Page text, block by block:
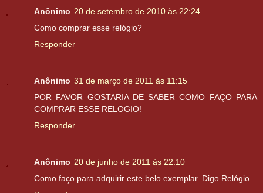
Anônimo 20 de setembro de 2010 às 22:24
Como comprar esse relógio?
Responder
Anônimo 31 de março de 2011 às 11:15
POR FAVOR GOSTARIA DE SABER COMO FAÇO PARA
COMPRAR ESSE RELOGIO!
Responder
Anônimo 20 de junho de 2011 às 22:10
Como faço para adquirir este belo exemplar. Digo Relógio.